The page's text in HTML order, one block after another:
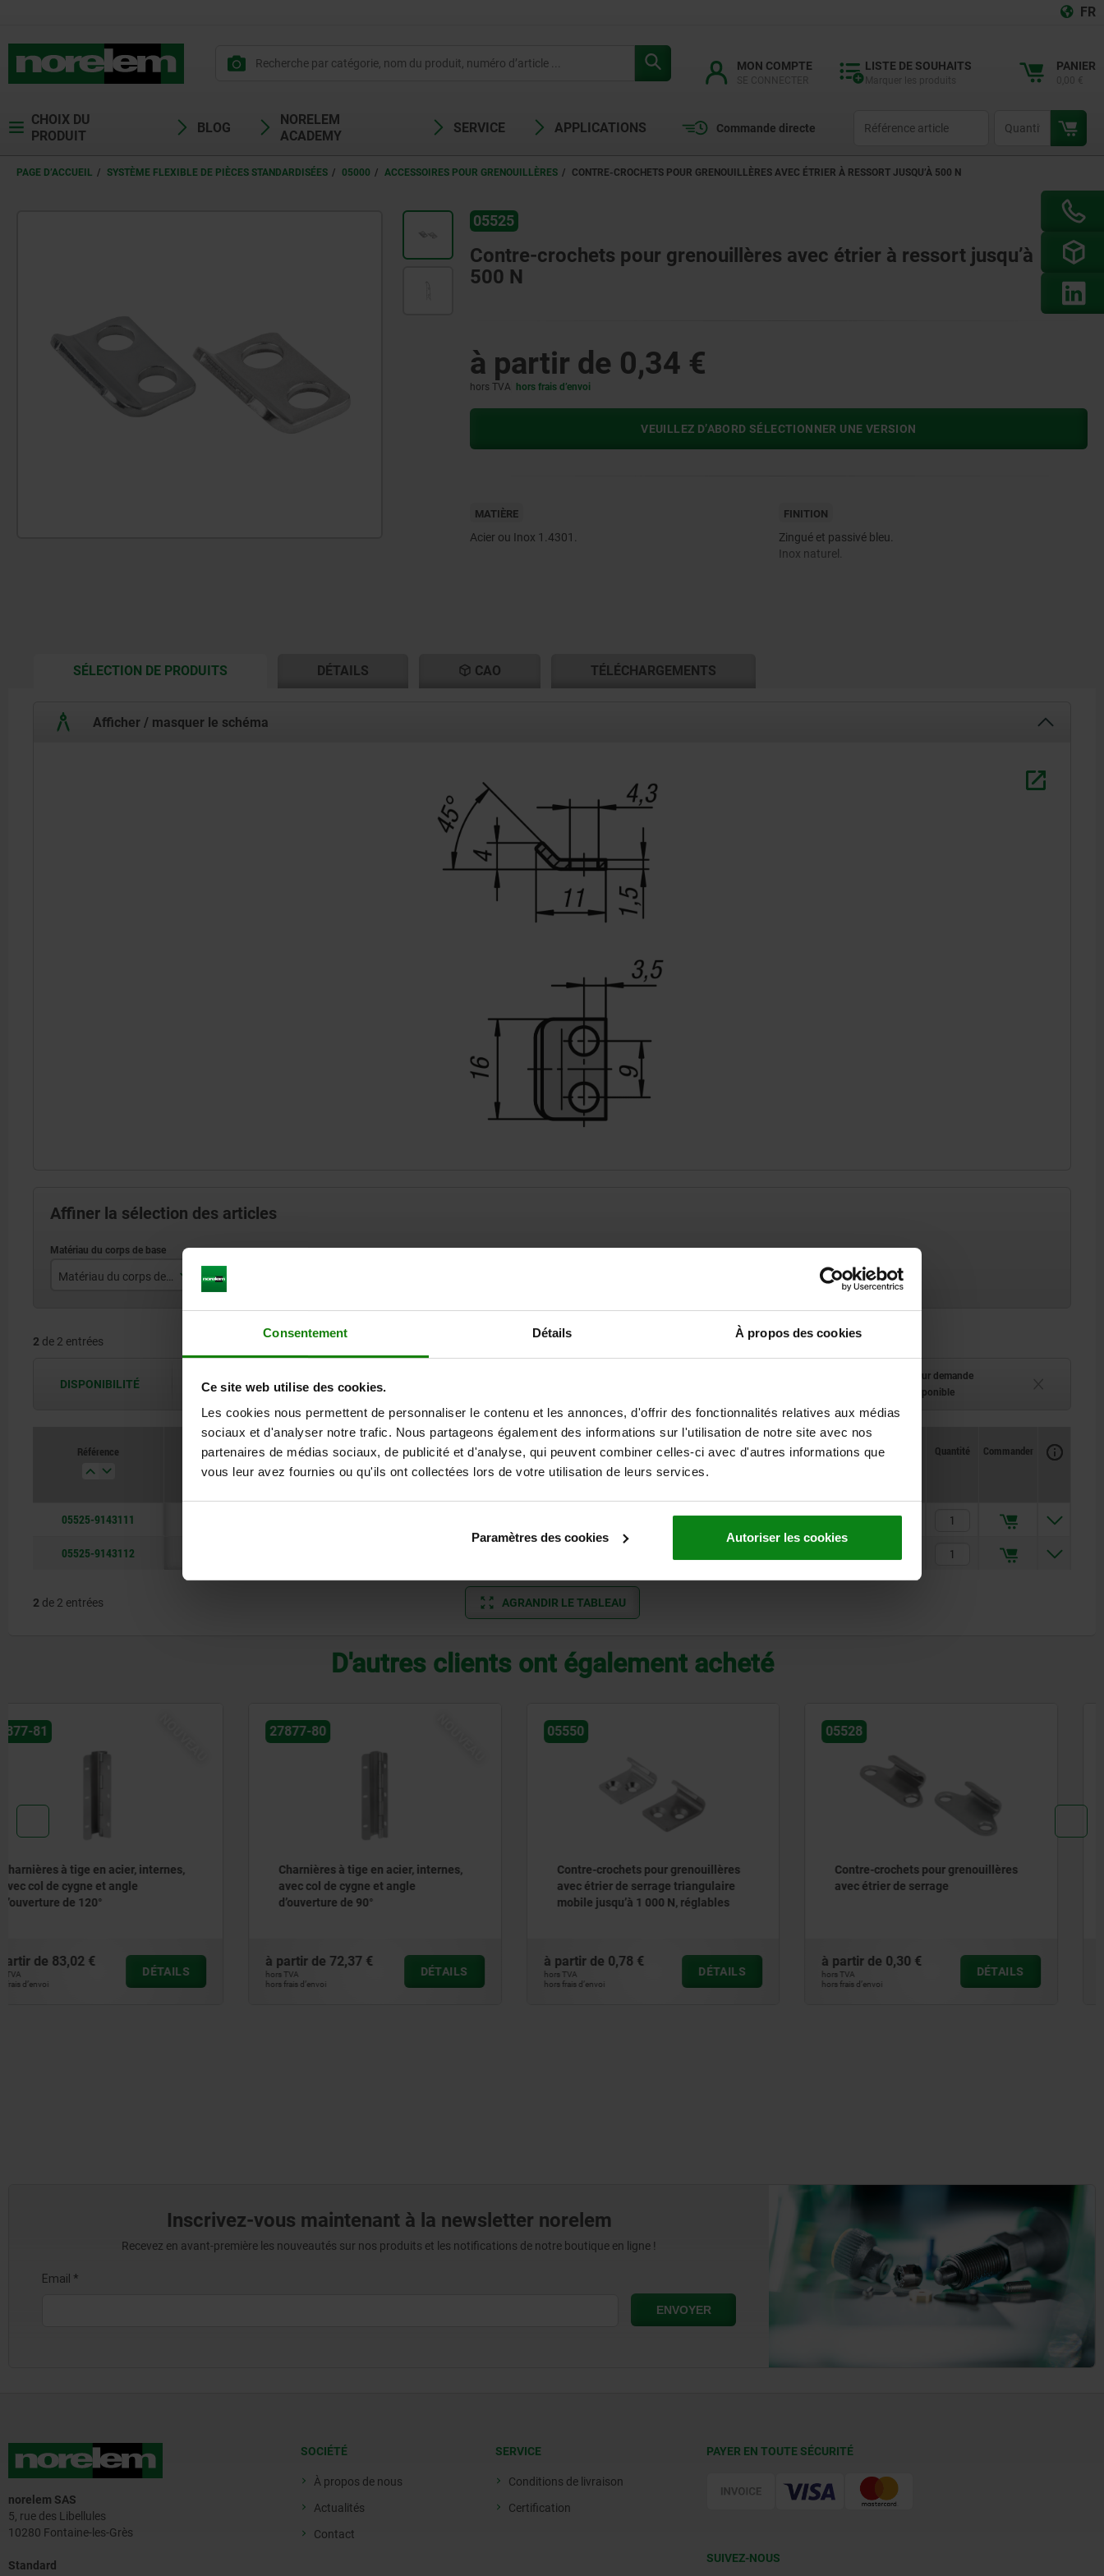
Consentement Détails À propos des cookies
Ce site web utilise des cookies.
Les cookies nous permettent de personnaliser le contenu et les annonces, d'offrir des fonctionnalités relatives aux médias
sociaux et d'analyser notre trafic. Nous partageons également des informations sur l'utilisation de notre site avec nos
partenaires de médias sociaux, de publicité et d'analyse, qui peuvent combiner celles-ci avec d'autres informations que
vous leur avez fournies ou qu'ils ont collectées lors de votre utilisation de leurs services.
Paramètres des cookies Autoriser les cookies
FR
MON COMPTE LISTE DE SOUHAITS PANIER
CHOIX DU
PRODUIT
BLOG
NORELEM
ACADEMY
SERVICE APPLICATIONS Commande directe
PAGE D’ACCUEIL SYSTÈME FLEXIBLE DE PIÈCES STANDARDISÉES 05000 ACCESSOIRES POUR GRENOUILLÈRES CONTRE-CROCHETS POUR GRENOUILLÈRES AVEC ÉTRIER À RESSORT JUSQU’À 500 N
05525
Contre-crochets pour grenouillères avec étrier à ressort jusqu’à
500 N
à partir de 0,34 €
hors TVA hors frais d’envoi
VEUILLEZ D’ABORD SÉLECTIONNER UNE VERSION
MATIÈRE
Acier ou Inox 1.4301.
FINITION
Zingué et passivé bleu.
Inox naturel.
SÉLECTION DE PRODUITSCURRENT
DÉTAILS CAO TÉLÉCHARGEMENTS
Afficher / masquer le schéma
Affiner la sélection des articles
Matériau du corps de base
acier inoxydable
2 de 2 entrées AGRANDIR LE TABLEAU
DISPONIBILITÉ Les disponibilités sont actualisées plusieurs fois par jour à intervalles réguliers.
Délai de livraison sur demande
Actuellement indisponible
Référence
Matériau du corps de base
CAO
Disponibilité
Quantité Commander
05525-9143111 0,34 €
05525-9143112
2 de 2 entrées AGRANDIR LE TABLEAU
D'autres clients ont également acheté
27877-80
Charnières à tige en acier, internes,
avec col de cygne et angle
d’ouverture de 90°
à partir de72,37 €
hors frais d’envoi
DÉTAILS
05550
Contre-crochets pour grenouillères
avec étrier de serrage triangulaire
mobile jusqu’à 1 000 N, réglables
à partir de0,78 €
hors frais d’envoi
DÉTAILS
Contre-crochets pour grenouillères
avec étrier de serrage
à partir de
hors frais d’envoi
DÉTAILS
Contre-crochets pour grenouillères
avec étrier de serrage à ressort
à partir de
hors frais d’envoi
DÉTAILS
Inscrivez-vous maintenant à la newsletter norelem
Recevez en avant-première les nouveautés sur nos produits et les notifications de notre boutique en ligne !
norelem SAS
5, rue des Libellules
10280 Fontaine-les-Grès
Standard
SOCIÉTÉ
À propos de nous
Actualités
Contact
SERVICE
Conditions de livraison
Certification
PAYER EN TOUTE SÉCURITÉ
SUIVEZ-NOUS